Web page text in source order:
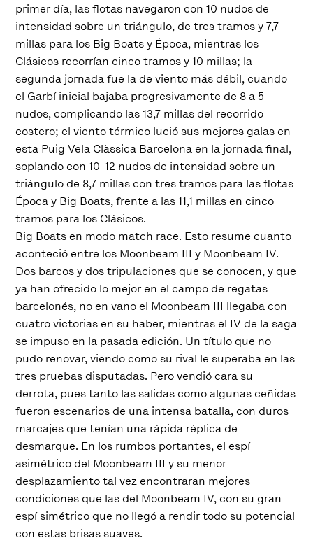
primer día, las flotas navegaron con 10 nudos de
intensidad sobre un triángulo, de tres tramos y 7,7
millas para los Big Boats y Época, mientras los
Clásicos recorrían cinco tramos y 10 millas; la
segunda jornada fue la de viento más débil, cuando
el Garbí inicial bajaba progresivamente de 8 a 5
nudos, complicando las 13,7 millas del recorrido
costero; el viento térmico lució sus mejores galas en
esta Puig Vela Clàssica Barcelona en la jornada final,
soplando con 10-12 nudos de intensidad sobre un
triángulo de 8,7 millas con tres tramos para las flotas
Época y Big Boats, frente a las 11,1 millas en cinco
tramos para los Clásicos.
Big Boats en modo match race. Esto resume cuanto
aconteció entre los Moonbeam III y Moonbeam IV.
Dos barcos y dos tripulaciones que se conocen, y que
ya han ofrecido lo mejor en el campo de regatas
barcelonés, no en vano el Moonbeam III llegaba con
cuatro victorias en su haber, mientras el IV de la saga
se impuso en la pasada edición. Un título que no
pudo renovar, viendo como su rival le superaba en las
tres pruebas disputadas. Pero vendió cara su
derrota, pues tanto las salidas como algunas ceñidas
fueron escenarios de una intensa batalla, con duros
marcajes que tenían una rápida réplica de
desmarque. En los rumbos portantes, el espí
asimétrico del Moonbeam III y su menor
desplazamiento tal vez encontraran mejores
condiciones que las del Moonbeam IV, con su gran
espí simétrico que no llegó a rendir todo su potencial
con estas brisas suaves.